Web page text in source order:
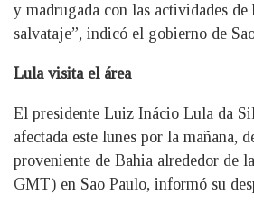
y madrugada con las actividades de
salvataje”, indicó el gobierno de
Lula visita el área
El presidente Luiz Inácio Lula da
afectada este lunes por la mañana,
proveniente de Bahia alrededor de
GMT) en Sao Paulo, informó su